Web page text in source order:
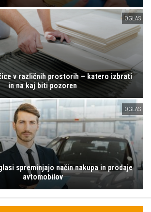
OGLAS
v različnih prostorih – katero izbrati
in na kaj biti pozoren
OGLAS
spreminjajo način nakupa in prodaje
avtomobilov